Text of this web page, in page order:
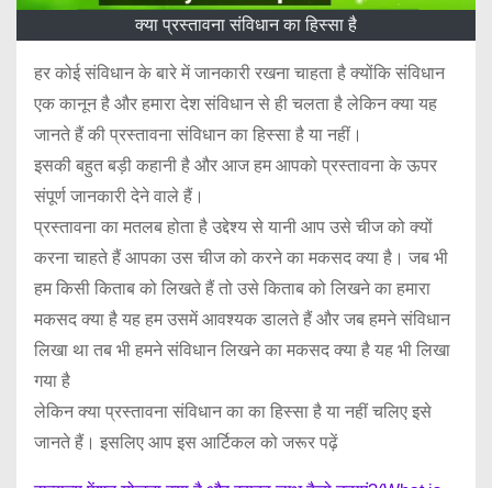
क्या प्रस्तावना संविधान का हिस्सा है
हर कोई संविधान के बारे में जानकारी रखना चाहता है क्योंकि संविधान
एक कानून है और हमारा देश संविधान से ही चलता है लेकिन क्या यह
जानते हैं की प्रस्तावना संविधान का हिस्सा है या नहीं।
इसकी बहुत बड़ी कहानी है और आज हम आपको प्रस्तावना के ऊपर
संपूर्ण जानकारी देने वाले हैं।
प्रस्तावना का मतलब होता है उद्देश्य से यानी आप उसे चीज को क्यों
करना चाहते हैं आपका उस चीज को करने का मकसद क्या है। जब भी
हम किसी किताब को लिखते हैं तो उसे किताब को लिखने का हमारा
मकसद क्या है यह हम उसमें आवश्यक डालते हैं और जब हमने संविधान
लिखा था तब भी हमने संविधान लिखने का मकसद क्या है यह भी लिखा
गया है
लेकिन क्या प्रस्तावना संविधान का का हिस्सा है या नहीं चलिए इसे
जानते हैं। इसलिए आप इस आर्टिकल को जरूर पढ़ें